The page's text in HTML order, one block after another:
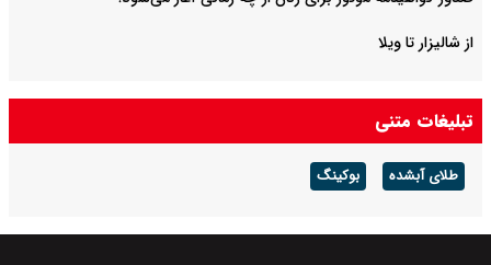
از شالیزار تا ویلا
تبلیغات متنی
طلای آبشده بوکینگ